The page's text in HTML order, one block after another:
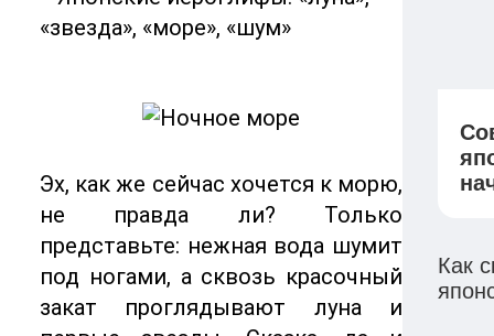
Эх, как же сейчас хочется к морю,
не правда ли? Только
представьте: нежная вода шумит
под ногами, а сквозь красочный
закат проглядывают луна и
Как